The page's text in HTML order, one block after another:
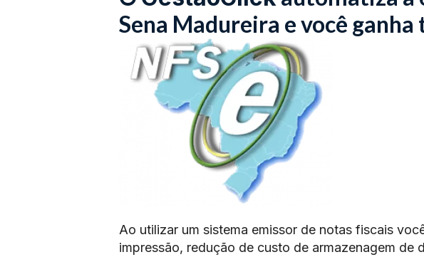
Sena Madureira e você
Ao utilizar um sistema emissor de notas fiscais
impressão, redução de custo de armazenagem de